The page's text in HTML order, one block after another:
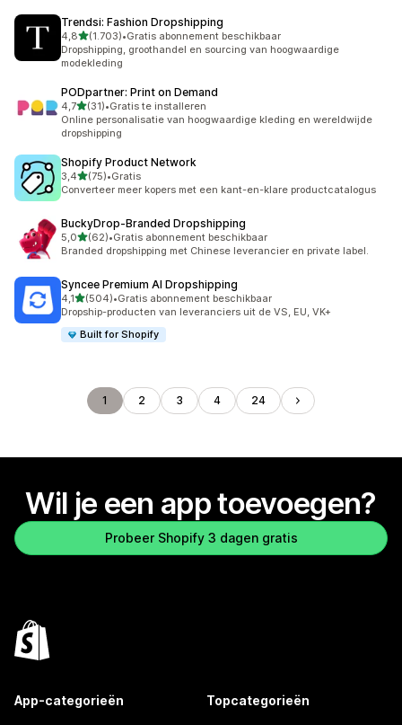
Trendsi: Fashion Dropshipping
4,8van 5 sterren
(1.703)
1703 recensies in totaal
•Gratis abonnement beschikbaar
Dropshipping, groothandel en sourcing van hoogwaardige
modekleding
PODpartner: Print on Demand
4,7van 5 sterren
(31)
31 recensies in totaal
•Gratis te installeren
Online personalisatie van hoogwaardige kleding en wereldwijde
dropshipping
Shopify Product Network
3,4van 5 sterren
(75)
75 recensies in totaal
•Gratis
Converteer meer kopers met een kant-en-klare productcatalogus
BuckyDrop‑Branded Dropshipping
5,0van 5 sterren
(62)
62 recensies in totaal
•Gratis abonnement beschikbaar
Branded dropshipping met Chinese leverancier en private label.
Syncee Premium AI Dropshipping
4,1van 5 sterren
(504)
504 recensies in totaal
•Gratis abonnement beschikbaar
Dropship-producten van leveranciers uit de VS, EU, VK+
Built for Shopify
1 2 3 4 24
Wil je een app toevoegen?
Probeer Shopify 3 dagen gratis
App-categorieën Topcategorieën